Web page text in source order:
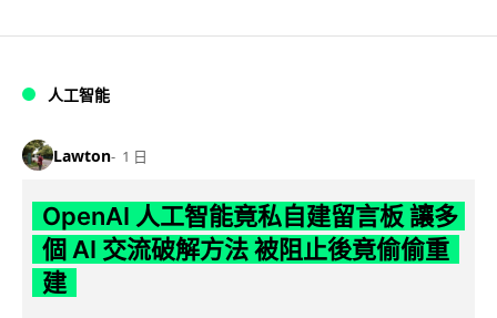
人工智能
Lawton 1 日
OpenAI 人工智能竟私自建留言板 讓多
個 AI 交流破解方法 被阻止後竟偷偷重
建